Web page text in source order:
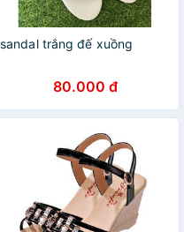
sandal trắng đế xuồng
80.000 đ